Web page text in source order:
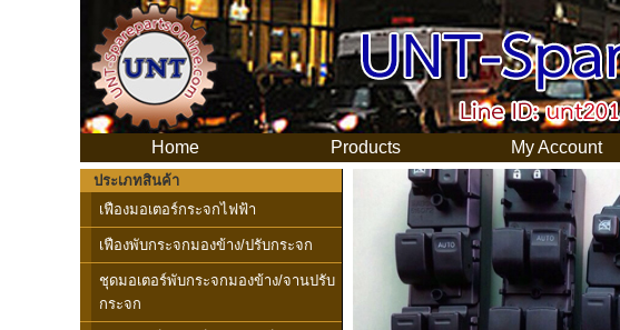
Home Products My Account
ประเภทสินค้า
เฟืองมอเตอร์กระจกไฟฟ้า
เฟืองพับกระจกมองข้าง/ปรับกระจก
ชุดมอเตอร์พับกระจกมองข้าง/จานปรับ
กระจก